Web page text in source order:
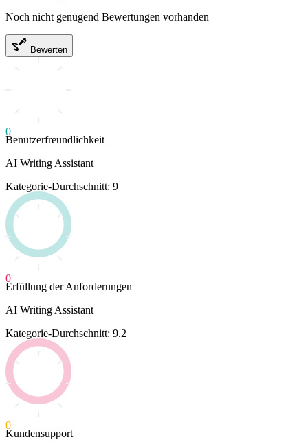
Noch nicht genügend Bewertungen vorhanden
Bewerten
0
Benutzerfreundlichkeit
AI Writing Assistant
Kategorie-Durchschnitt: 9
0
Erfüllung der Anforderungen
AI Writing Assistant
Kategorie-Durchschnitt: 9.2
0
Kundensupport